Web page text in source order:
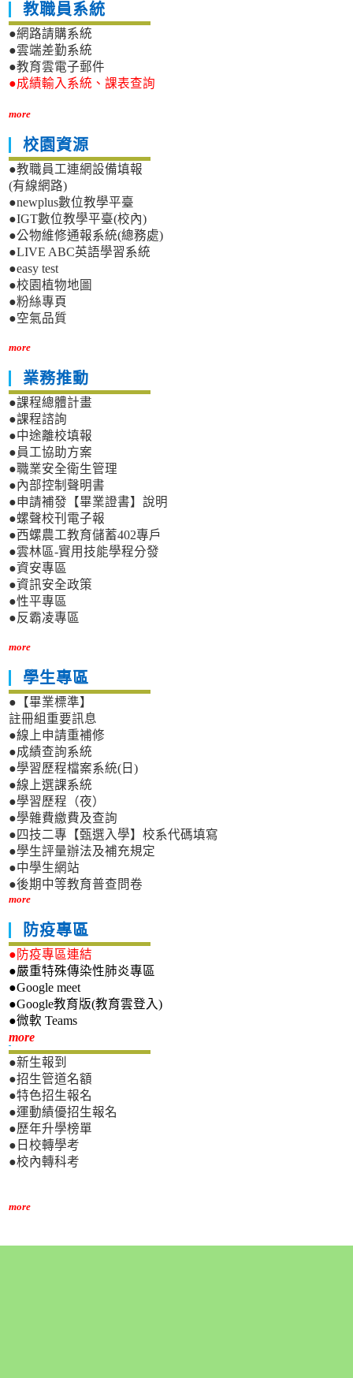
教職員系統
●網路請購系統
●雲端差勤系統
●教育雲電子郵件
●成績輸入系統、課表查詢
more
校園資源
●教職員工連網設備填報
(有線網路)
●newplus數位教學平臺
●IGT數位教學平臺(校內)
●公物維修通報系統(總務處)
●LIVE ABC英語學習系統
●easy test
●校園植物地圖
●粉絲專頁
●空氣品質
more
業務推動
●課程總體計畫
●課程諮詢
●中途離校填報
●員工協助方案
●職業安全衛生管理
●內部控制聲明書
●申請補發【畢業證書】說明
●螺聲校刊電子報
●西螺農工教育儲蓄402專戶
●雲林區-實用技能學程分發
●資安專區
●資訊安全政策
●性平專區
●反霸凌專區
more
學生專區
●【畢業標準】
註冊組重要訊息
●線上申請重補修
●成績查詢系統
●學習歷程檔案系統(日)
●線上選課系統
●學習歷程（夜）
●學雜費繳費及查詢
●四技二專【甄選入學】校系代碼填寫
●學生評量辦法及補充規定
●中學生網站
●後期中等教育普查問卷
more
防疫專區
●防疫專區連結
●嚴重特殊傳染性肺炎專區
●Google meet
●Google教育版(教育雲登入)
●微軟 Teams
more新生專區
●新生報到
●招生管道名額
●特色招生報名
●運動績優招生報名
●歷年升學榜單
●日校轉學考
●校內轉科考
more